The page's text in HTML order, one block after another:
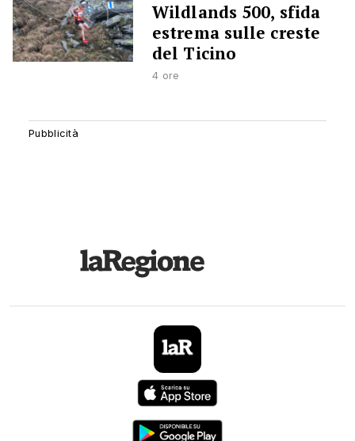
Wildlands 500, sfida
estrema sulle creste
del Ticino
4 ore